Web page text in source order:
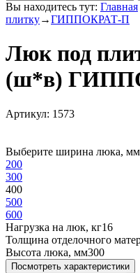
Вы находитесь тут: Главная
плитку→ГИППОКРАТ-П
Люк под
(ш*в)
Артикул: 1573
Выберите ширина люка, мм
200
300
400
500
600
Нагрузка на люк, кг16
Толщина отделочного
Высота люка, мм300
Посмотреть характеристики